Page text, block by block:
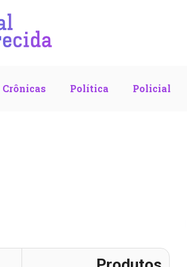
Crônicas Política Policial